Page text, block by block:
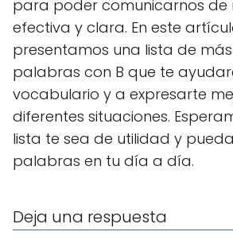
para poder comunicarnos de
efectiva y clara. En este
presentamos una lista de más
palabras con B que te
vocabulario y a expresarte
diferentes situaciones.
lista te sea de utilidad y
palabras en tu día a día.
Deja una respuesta